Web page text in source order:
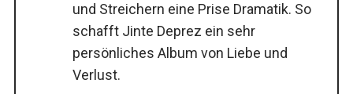
und Streichern eine Prise Dramatik. So
schafft Jinte Deprez ein sehr
persönliches Album von Liebe und
Verlust.